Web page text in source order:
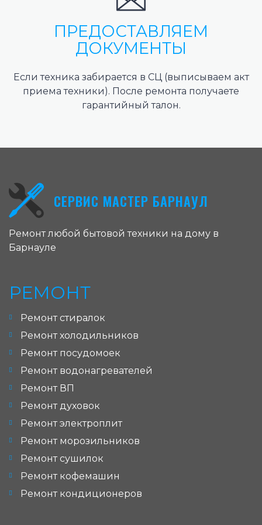
ПРЕДОСТАВЛЯЕМ
ДОКУМЕНТЫ
Если техника забирается в СЦ (выписываем акт
приема техники). После ремонта получаете
гарантийный талон.
СЕРВИС МАСТЕР БАРНАУЛ
Ремонт любой бытовой техники на дому в
Барнауле
РЕМОНТ
Ремонт стиралок
Ремонт холодильников
Ремонт посудомоек
Ремонт водонагревателей
Ремонт ВП
Ремонт духовок
Ремонт электроплит
Ремонт морозильников
Ремонт сушилок
Ремонт кофемашин
Ремонт кондиционеров